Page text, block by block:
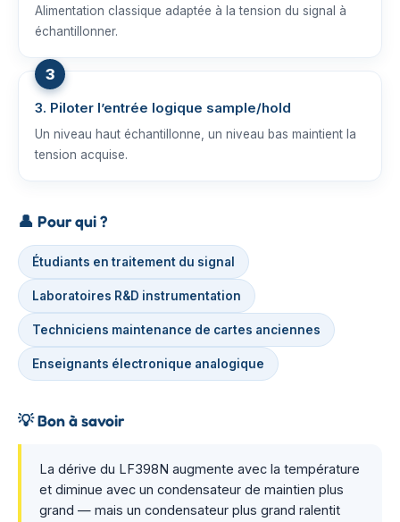
Alimentation classique adaptée à la tension du signal à
échantillonner.
3. Piloter l’entrée logique sample/hold
Un niveau haut échantillonne, un niveau bas maintient la
tension acquise.
👤 Pour qui ?
Étudiants en traitement du signal
Laboratoires R&D instrumentation
Techniciens maintenance de cartes anciennes
Enseignants électronique analogique
💡Bon à savoir
La dérive du LF398N augmente avec la température
et diminue avec un condensateur de maintien plus
grand — mais un condensateur plus grand ralentit